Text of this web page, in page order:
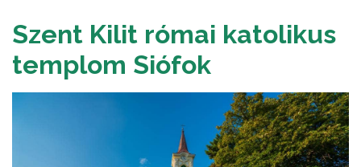
Szent Kilit római katolikus
templom Siófok